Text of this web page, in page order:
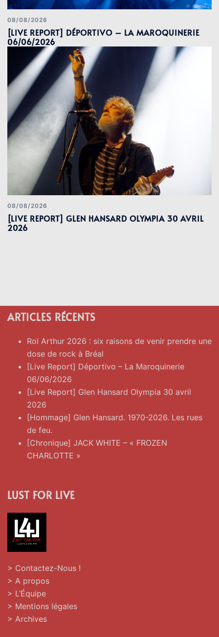
08/08/2026
[LIVE REPORT] DÉPORTIVO – LA MAROQUINERIE
06/06/2026
08/08/2026
[LIVE REPORT] GLEN HANSARD OLYMPIA 30 AVRIL
2026
ARTICLES RÉCENTS
Roi Arthur 2026 : six raisons de venir prendre une
dose de rock à Bréal
[Live Report] Déportivo – La Maroquinerie
06/06/2026
[Live Report] Glen Hansard Olympia 30 avril
2026
[Hommage] Glen Hansard. 1970-2026. Les rues
de feu.
[Chronique] JACK WHITE – « FROZEN
CHARLOTTE »
LUST FOR LIVE
> Contactez-Nous !
> A propos
> L’Équipe
> Mentions légales
> Archives